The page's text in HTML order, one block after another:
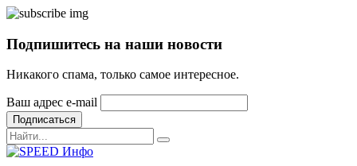
Подпишитесь на наши новости
Никакого спама, только самое интересное.
Ваш адрес e-mail
Подписаться